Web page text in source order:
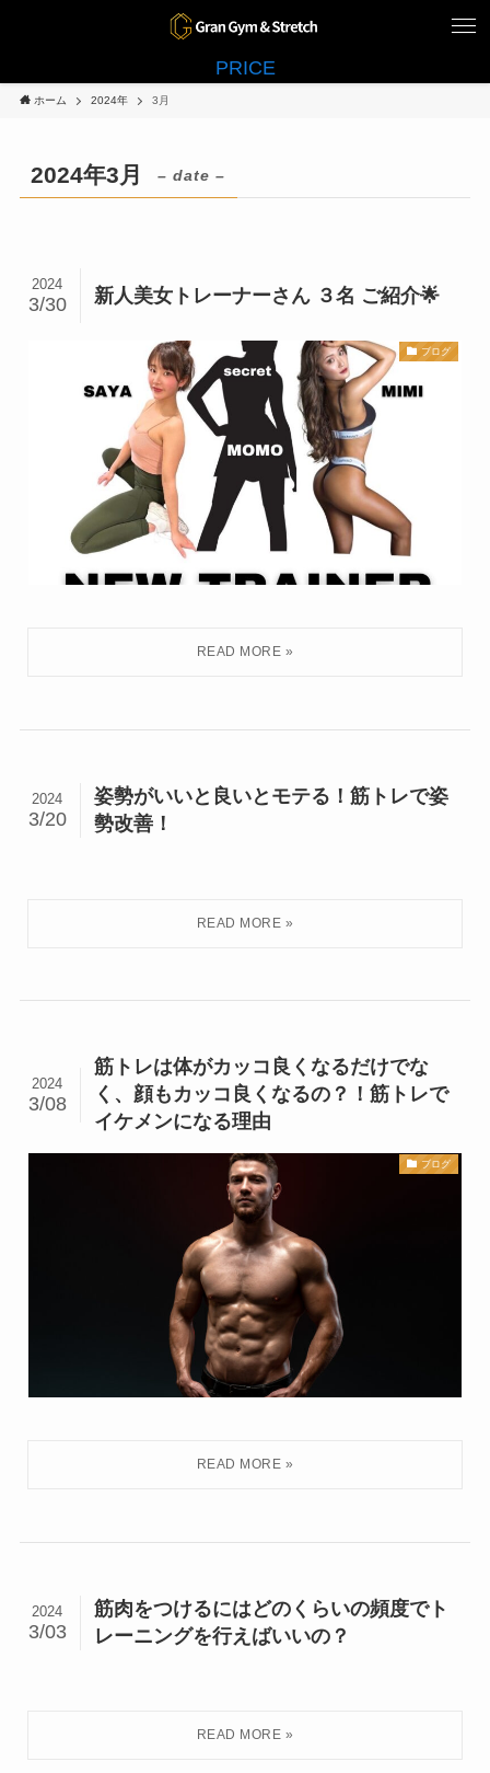
PRICE
ホーム 2024年 3月
2024年3月 – date –
新人美女トレーナーさん ３名 ご紹介🌟
2024
3/30
ブログ
姿勢がいいと良いとモテる！筋トレで姿
勢改善！
2024
3/20
筋トレは体がカッコ良くなるだけでな
く、顔もカッコ良くなるの？！筋トレで
イケメンになる理由
2024
3/08
ブログ
筋肉をつけるにはどのくらいの頻度でト
レーニングを行えばいいの？
2024
3/03